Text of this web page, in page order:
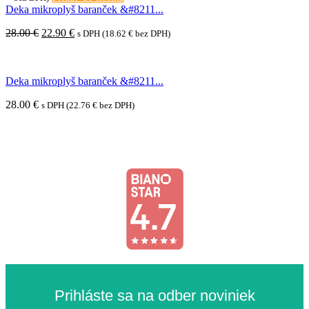
bola:
je:
Deka mikroplyš baranček &#8211...
28.00€ Pôvodná
22.90 €Aktuálna
s DPH (18.62 € bez DPH)
Deka mikroplyš baranček &#8211...
28.00 € s DPH (22.76 € bez DPH)
Prihláste sa na odber noviniek